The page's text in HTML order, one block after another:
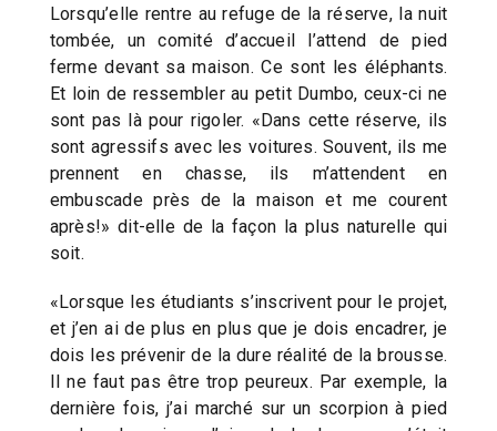
Lorsqu’elle rentre au refuge de la réserve, la nuit
tombée, un comité d’accueil l’attend de pied
ferme devant sa maison. Ce sont les éléphants.
Et loin de ressembler au petit Dumbo, ceux-ci ne
sont pas là pour rigoler. «Dans cette réserve, ils
sont agressifs avec les voitures. Souvent, ils me
prennent en chasse, ils m’attendent en
embuscade près de la maison et me courent
après!» dit-elle de la façon la plus naturelle qui
soit.
«Lorsque les étudiants s’inscrivent pour le projet,
et j’en ai de plus en plus que je dois encadrer, je
dois les prévenir de la dure réalité de la brousse.
Il ne faut pas être trop peureux. Par exemple, la
dernière fois, j’ai marché sur un scorpion à pied